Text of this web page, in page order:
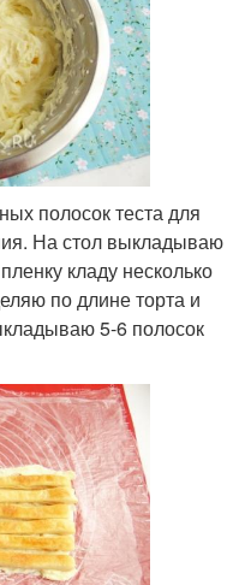
полосок теста для
На стол выкладываю
кладу несколько
по длине торта и
5-6 полосок